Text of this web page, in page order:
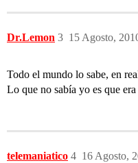
Dr.Lemon 15 Agosto,
3
Todo el mundo lo sabe, en
Lo que no sabía yo es que
telemaniatico 16 Agosto,
4